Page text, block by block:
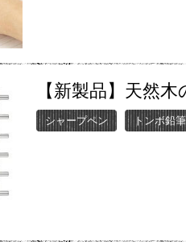
【新製品】天然
シャープペン トンボ鉛筆